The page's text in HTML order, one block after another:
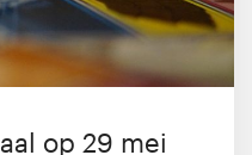
op 29 mei